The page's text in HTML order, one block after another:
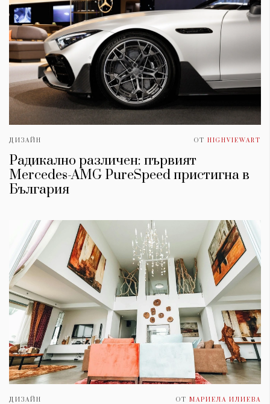
ДИЗАЙН ОТ HIGHVIEWART
Радикално различен: първият
Mercedes-AMG PureSpeed пристигна в
България
ДИЗАЙН ОТ МАРИЕЛА ИЛИЕВА